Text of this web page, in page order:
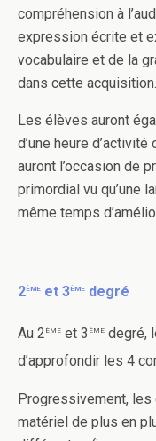
compréhension à
expression écrite et
vocabulaire et de la
dans cette acquisition.
Les élèves auront
d’une heure
auront l’occasion de
primordial vu qu’une
même temps
2ème et 3ème degré
Au 2ème et 3 ème degré,
d’approfondir les 4
Progressivement,
matériel de plus en